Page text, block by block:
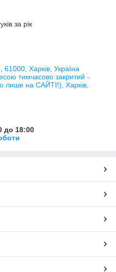
за рік
61000, Харків, Україна
тимчасово закритий -
на САЙТІ!), Харків,
до 18:00